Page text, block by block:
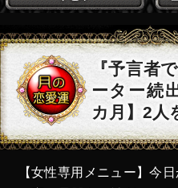
『予言者
ーター続
カ月】2人
【女性専用メニュー】今